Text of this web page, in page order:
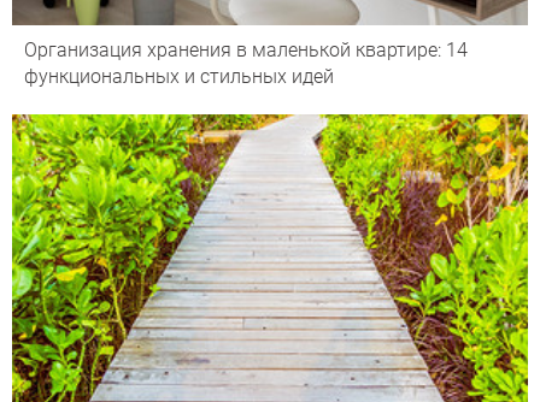
Организация хранения в маленькой квартире: 14
функциональных и стильных идей